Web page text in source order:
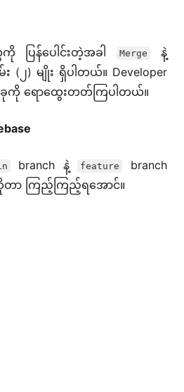
ပြန်ပေါင်းတဲ့အခါ Merge နဲ့
(၂) မျိုး ရှိပါတယ်။ Developer
စ်ခုကို ရောထွေးတတ်ကြပါတယ်။
branch နဲ့ feature
branch
ကြည့်ကြည့်ရအောင်။